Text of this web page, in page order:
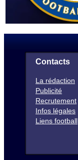
Contacts
La rédaction
Publicité
Recrutement
Infos légales
Liens football